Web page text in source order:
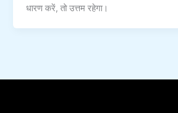
धारण करें, तो उत्तम रहेगा।